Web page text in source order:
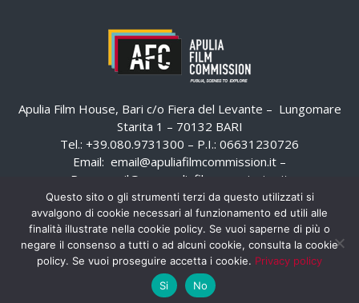
Apulia Film House, Bari c/o Fiera del Levante – Lungomare
Starita 1 – 70132 BARI
Tel.: +39.080.9731300 – P.I.: 06631230726
Email: email@apuliafilmcommission.it –
Pec:
email@pec.apuliafilmcommission.it
Questo sito o gli strumenti terzi da questo utilizzati si
avvalgono di cookie necessari al funzionamento ed utili alle
finalità illustrate nella cookie policy. Se vuoi saperne di più o
negare il consenso a tutti o ad alcuni cookie, consulta la cookie
policy. Se vuoi proseguire accetta i cookie. Privacy policy
Si
No